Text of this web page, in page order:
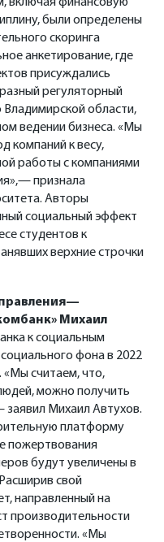
были определены
скоринга
анкетирование, где
присуждались
регуляторный
области,
ведении бизнеса. «Мы
компаний к весу,
работы с компаниями
признала
Авторы
социальный эффект
студентов к
верхние строчки
Михаил
к социальным
фона в 2022
«Мы считаем, что,
можно получить
Михаил Автухов.
платформу
пожертвования
будут увеличены в
свой
направленный на
производительности
«Мы